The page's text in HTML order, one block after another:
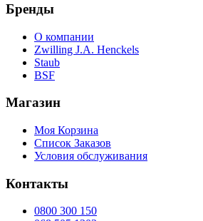
Бренды
О компании
Zwilling J.A. Henckels
Staub
BSF
Магазин
Моя Корзина
Список Заказов
Условия обслуживания
Контакты
0800 300 150